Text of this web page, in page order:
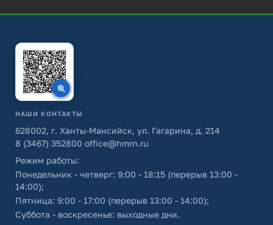
НАШИ КОНТАКТЫ
628002, г. Ханты-Мансийск, ул. Гагарина, д. 214
8 (3467) 352800 office@hmrn.ru
Режим работы:
Понедельник - четверг: 9:00 - 18:15 (перерыв 13:00 -
14:00);
Пятница: 9:00 - 17:00 (перерыв 13:00 - 14:00);
Суббота - воскресенье: выходные дни.